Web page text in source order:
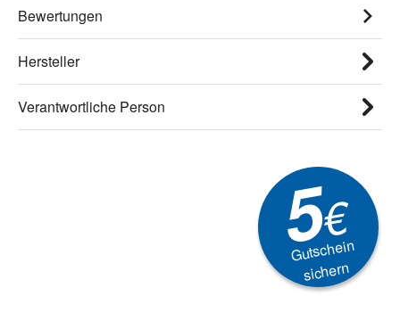
Bewertungen
Hersteller
Verantwortliche Person
5€
Gutschein
sichern